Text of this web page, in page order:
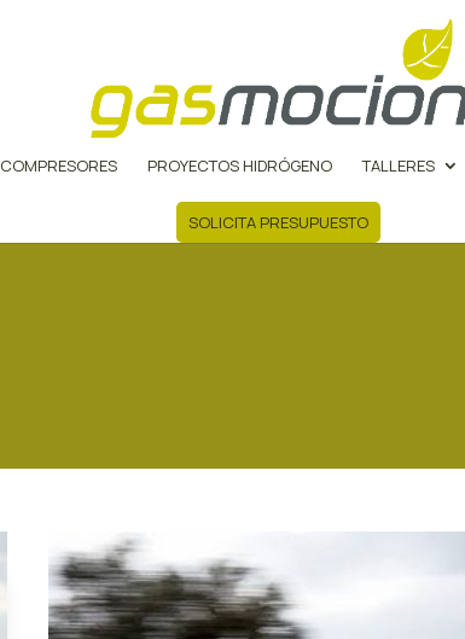
COMPRESORES PROYECTOS HIDRÓGENO TALLERES
SOLICITA PRESUPUESTO